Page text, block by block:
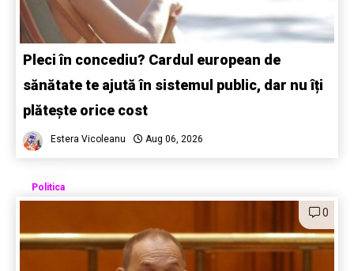
Pleci în concediu? Cardul european de
sănătate te ajută în sistemul public, dar nu îți
plătește orice cost
Estera Vicoleanu Aug 06, 2026
Politica
0